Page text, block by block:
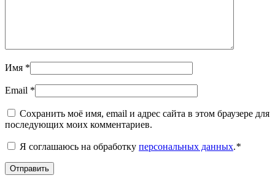
Имя *
Email *
Сохранить моё имя, email и адрес сайта в этом браузере для
последующих моих комментариев.
Я соглашаюсь на обработку персональных данных.*